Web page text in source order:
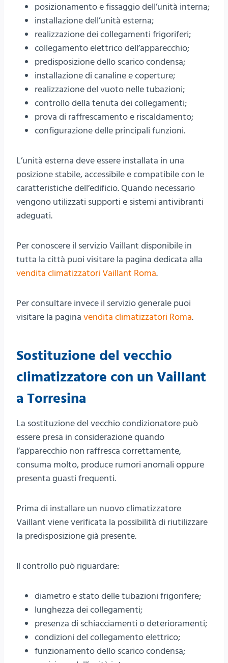
posizionamento e fissaggio dell’unità interna;
installazione dell’unità esterna;
realizzazione dei collegamenti frigoriferi;
collegamento elettrico dell’apparecchio;
predisposizione dello scarico condensa;
installazione di canaline e coperture;
realizzazione del vuoto nelle tubazioni;
controllo della tenuta dei collegamenti;
prova di raffrescamento e riscaldamento;
configurazione delle principali funzioni.
L’unità esterna deve essere installata in una
posizione stabile, accessibile e compatibile con le
caratteristiche dell’edificio. Quando necessario
vengono utilizzati supporti e sistemi antivibranti
adeguati.
Per conoscere il servizio Vaillant disponibile in
tutta la città puoi visitare la pagina dedicata alla
vendita climatizzatori Vaillant Roma.
Per consultare invece il servizio generale puoi
visitare la pagina vendita climatizzatori Roma.
Sostituzione del vecchio
climatizzatore con un Vaillant
a Torresina
La sostituzione del vecchio condizionatore può
essere presa in considerazione quando
l’apparecchio non raffresca correttamente,
consuma molto, produce rumori anomali oppure
presenta guasti frequenti.
Prima di installare un nuovo climatizzatore
Vaillant viene verificata la possibilità di riutilizzare
la predisposizione già presente.
Il controllo può riguardare:
diametro e stato delle tubazioni frigorifere;
lunghezza dei collegamenti;
presenza di schiacciamenti o deterioramenti;
condizioni del collegamento elettrico;
funzionamento dello scarico condensa;